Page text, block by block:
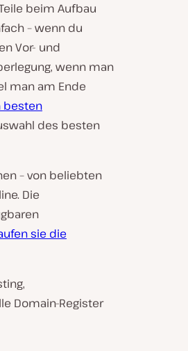
beim Aufbau
– wenn du
Vor- und
wenn man
man am Ende
besten
des besten
– von beliebten
Die
sie die
Domain-Register